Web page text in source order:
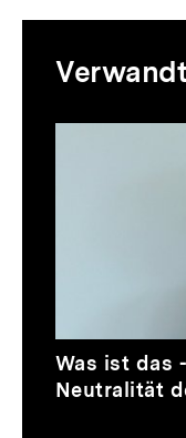
zur
Video
Dauer
4
Was ist das
Neutralität